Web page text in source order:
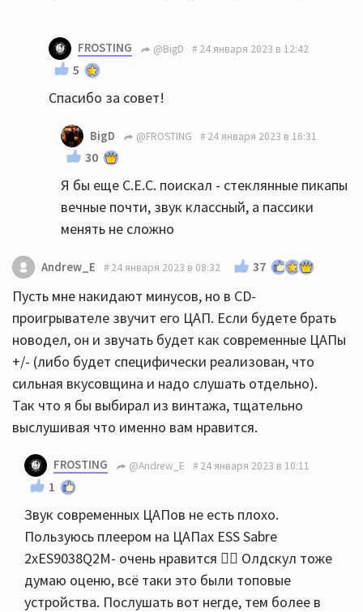
FROSTING @BigD 24 января 2023 в 12:42
5
Спасибо за совет!
BigD @FROSTING 24 января 2023 в 16:31
30
Я бы еще C.E.C. поискал - стеклянные пикапы
вечные почти, звук классный, а пассики
менять не сложно
Andrew_E 24 января 2023 в 08:32 37
Пусть мне накидают минусов, но в CD-
проигрывателе звучит его ЦАП. Если будете брать
новодел, он и звучать будет как современные ЦАПы
+/- (либо будет специфически реализован, что
сильная вкусовщина и надо слушать отдельно).
Так что я бы выбирал из винтажа, тщательно
выслушивая что именно вам нравится.
FROSTING @Andrew_E 24 января 2023 в 10:11
1
Звук современных ЦАПов не есть плохо.
Пользуюсь плеером на ЦАПах ESS Sabre
2хES9038Q2M- очень нравится 👍🏻 Олдскул тоже
думаю оценю, всё таки это были топовые
устройства. Послушать вот негде, тем более в